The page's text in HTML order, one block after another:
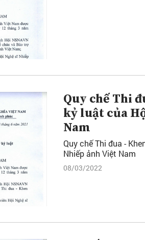
Quy chế Thi
kỷ luật của
Nam
Quy chế Thi đua -
Nhiếp ảnh Việt Nam
08/03/2022